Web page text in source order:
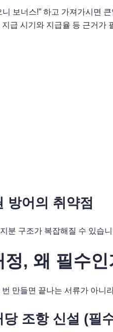
니 보너스!” 하고 가져가시면
급 시기와 지급율 등 근거가
방어의 취약점
분 구조가 복잡해질 수 있습
정, 왜 필수
만들면 끝나는 서류가 아니
당 조항 신설 (필